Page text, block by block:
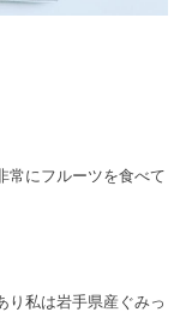
常にフルーツを食べて
り私は岩手県産ぐみっ